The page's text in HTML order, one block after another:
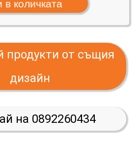
продукти от същия
дизайн
на 0892260434